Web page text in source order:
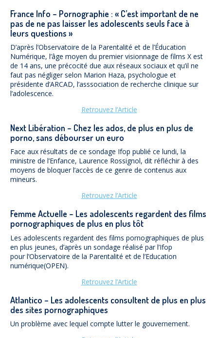
France Info – Pornographie : « C’est important de ne
pas de ne pas laisser les adolescents seuls face à
leurs questions »
D’après l’Observatoire de la Parentalité et de l’Éducation
Numérique, l’âge moyen du premier visionnage de films X est
de 14 ans, une précocité due aux réseaux sociaux et qu’il ne
faut pas négliger selon Marion Haza, psychologue et
présidente d’ARCAD, l’asssociation de recherche clinique sur
l’adolescence.
Retrouvez l’Article
Next Libération – Chez les ados, de plus en plus de
porno, sans débourser un euro
Face aux résultats de ce sondage Ifop publié ce lundi, la
ministre de l’Enfance, Laurence Rossignol, dit réfléchir à des
moyens de bloquer l’accès de ce genre de contenus aux
mineurs.
Retrouvez l’Article
Femme Actuelle – Les adolescents regardent des films
pornographiques de plus en plus tôt
Les adolescents regardent des films pornographiques de plus
en plus jeunes, d’après un sondage réalisé par l’Ifop
pour l’Observatoire de la Parentalité et de l’Education
numérique(OPEN).
Retrouvez l’Article
Atlantico – Les adolescents consultent de plus en plus
des sites pornographiques
Un problème avec lequel compte lutter le gouvernement.